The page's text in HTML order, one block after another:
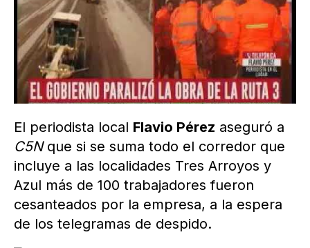
El periodista local Flavio Pérez aseguró a
C5Nque si se suma todo el corredor que
incluye a las localidades Tres Arroyos y
Azul más de 100 trabajadores fueron
cesanteados por la empresa, a la espera
de los telegramas de despido.